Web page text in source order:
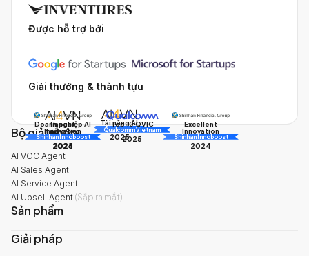
Được hỗ trợ bởi
Giải thưởng & thành tựu
Doanh nghiệp AI
triển vọng
AI Awards
2025
Tài năng AI
AI Awards
2025
Excellent
Innovation
Shinhan Innoboost
2024
Impact
Innovation
Shinhan Innoboost
2024
Top 10 QVIC
Qualcomm Vietnam
2025
Bộ giải pháp
AI VOC Agent
AI Sales Agent
AI Service Agent
AI Upsell Agent (Sắp ra mắt)
Sản phẩm
Giải pháp